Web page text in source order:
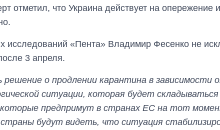
отметил, что Украина действует на опережение
исследований «Пента» Владимир Фесенко не
3 апреля.
о продлении карантина в зависимости
ситуации, которая будет
которые предпримут в странах ЕС на тот
будут видеть, что ситуация